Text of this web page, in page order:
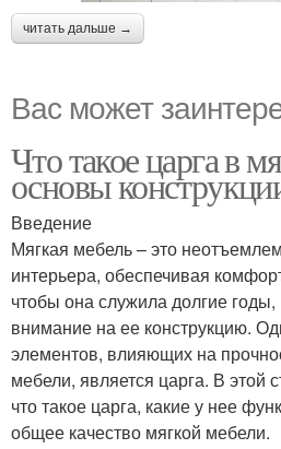
читать дальше →
Вас может
Что такое царга в
основы
Введение
Мягкая мебель – это
интерьера, обеспечивая
чтобы она служила долгие
внимание на ее конструкцию.
элементов, влияющих на
мебели, является царга. В этой
что такое царга, какие у нее
общее качество мягкой мебели.